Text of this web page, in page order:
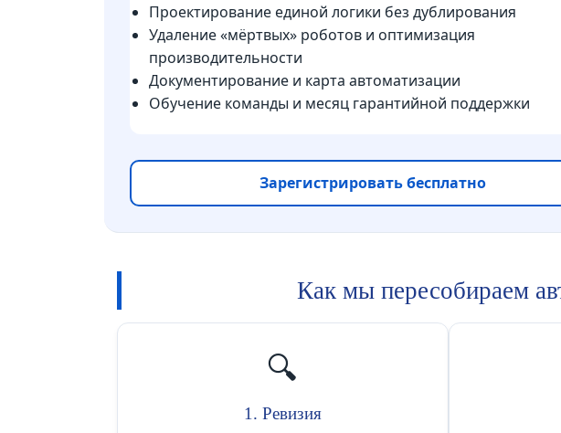
Проектирование единой логики без дублирования
Удаление «мёртвых» роботов и оптимизация
производительности
Документирование и карта автоматизации
Обучение команды и месяц гарантийной поддержки
Зарегистрировать бесплатно
Как мы пересобираем
🔍
1. Ревизия